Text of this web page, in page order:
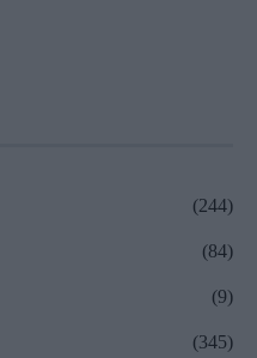
(244)
(84)
(9)
(345)